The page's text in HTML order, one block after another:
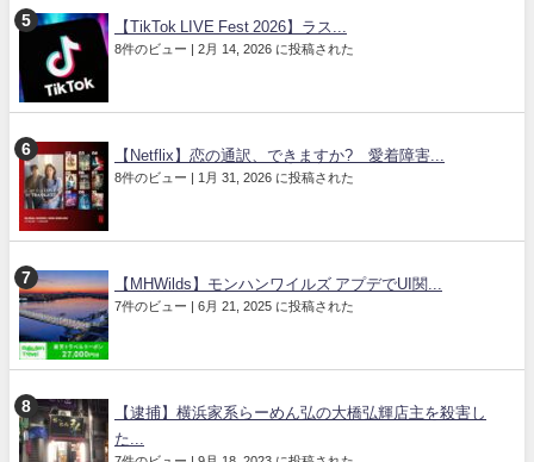
【TikTok LIVE Fest 2026】ラス...
8件のビュー | 2月 14, 2026 に投稿された
【Netflix】恋の通訳、できますか? 愛着障害...
8件のビュー | 1月 31, 2026 に投稿された
【MHWilds】モンハンワイルズ アプデでUI関...
7件のビュー | 6月 21, 2025 に投稿された
【逮捕】横浜家系らーめん弘の大橋弘輝店主を殺害し
た...